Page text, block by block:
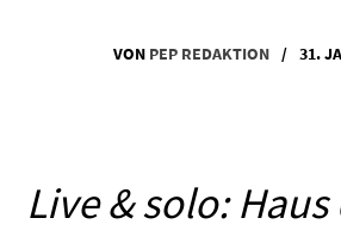
VON PEP REDAKTION / 31.
Live & solo: